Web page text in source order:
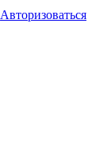
Авторизоваться